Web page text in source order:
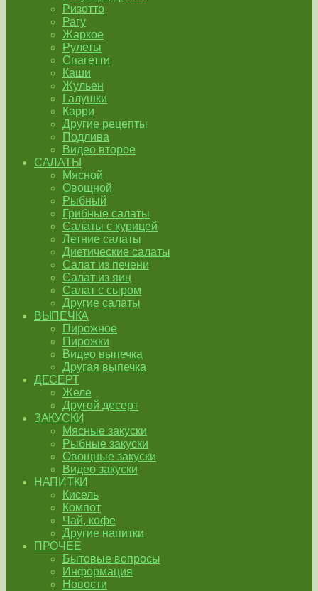
Ризотто
Рагу
Жаркое
Рулеты
Спагетти
Каши
Жульен
Галушки
Карри
Другие рецепты
Подлива
Видео второе
САЛАТЫ
Мясной
Овощной
Рыбный
Грибные салаты
Салаты с курицей
Летние салаты
Диетические салаты
Салат из печени
Салат из яиц
Салат с сыром
Другие салаты
ВЫПЕЧКА
Пирожное
Пирожки
Видео выпечка
Другая выпечка
ДЕСЕРТ
Желе
Другой десерт
ЗАКУСКИ
Мясные закуски
Рыбные закуски
Овощные закуски
Видео закуски
НАПИТКИ
Кисель
Компот
Чай, кофе
Другие напитки
ПРОЧЕЕ
Бытовые вопросы
Информация
Новости